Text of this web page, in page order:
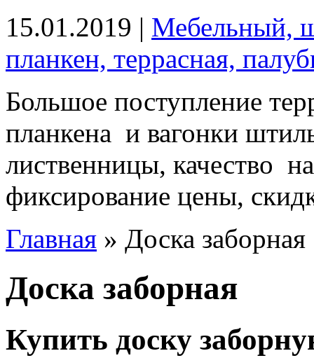
15.01.2019 | Мебельный,
планкен, террасная,
Большое поступление
планкена и вагонки
лиственницы, качество
фиксирование цены,
Главная » Доска заборная
Доска заборная
Купить доску